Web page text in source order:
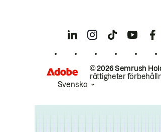
© 2026 Semrush
rättigheter
Svenska